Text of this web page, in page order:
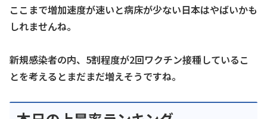
ここまで増加速度が速いと病床が少ない日本はやばいかも
しれませんね。
新規感染者の内、5割程度が2回ワクチン接種しているこ
とを考えるとまだまだ増えそうですね。